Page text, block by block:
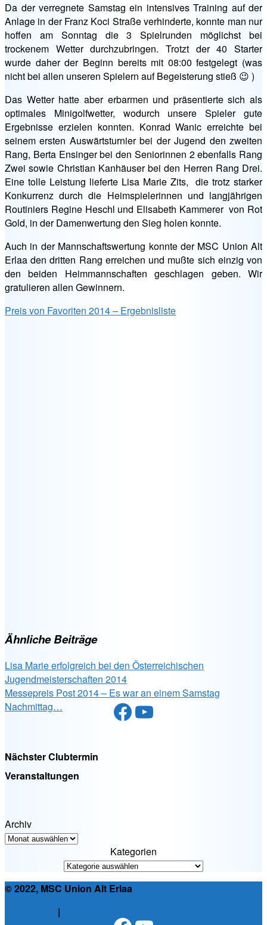
Da der verregnete Samstag ein intensives Training auf der
Anlage in der Franz Koci Straße verhinderte, konnte man nur
hoffen am Sonntag die 3 Spielrunden möglichst bei
trockenem Wetter durchzubringen. Trotzt der 40 Starter
wurde daher der Beginn bereits mit 08:00 festgelegt (was
nicht bei allen unseren Spielern auf Begeisterung stieß 😉 )
Das Wetter hatte aber erbarmen und präsentierte sich als
optimales Minigolfwetter, wodurch unsere Spieler gute
Ergebnisse erzielen konnten. Konrad Wanic erreichte bei
seinem ersten Auswärtsturnier bei der Jugend den zweiten
Rang, Berta Ensinger bei den Seniorinnen 2 ebenfalls Rang
Zwei sowie Christian Kanhäuser bei den Herren Rang Drei.
Eine tolle Leistung lieferte Lisa Marie Zits, die trotz starker
Konkurrenz durch die Heimspielerinnen und langjährigen
Routiniers Regine Heschl und Elisabeth Kammerer von Rot
Gold, in der Damenwertung den Sieg holen konnte.
Auch in der Mannschaftswertung konnte der MSC Union Alt
Erlaa den dritten Rang erreichen und mußte sich einzig von
den beiden Heimmannschaften geschlagen geben. Wir
gratulieren allen Gewinnern.
Preis von Favoriten 2014 – Ergebnisliste
Ähnliche Beiträge
Lisa Marie erfolgreich bei den Österreichischen
Jugendmeisterschaften 2014
Messepreis Post 2014 – Es war an einem Samstag
Nachmittag…
Facebook
YouTube
Nächster Clubtermin
Veranstaltungen
Archiv
Kategorien
© 2022, MSC Union Alt Erlaa
|